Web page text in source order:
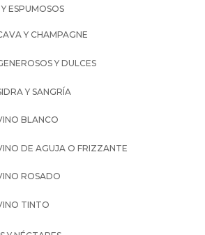
ESPUMOSOS
Y CHAMPAGNE
Y DULCES
Y SANGRÍA
BLANCO
DE AGUJA O FRIZZANTE
ROSADO
TINTO